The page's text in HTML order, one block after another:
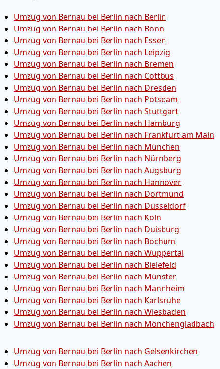
Umzug von Bernau bei Berlin nach Berlin
Umzug von Bernau bei Berlin nach Bonn
Umzug von Bernau bei Berlin nach Essen
Umzug von Bernau bei Berlin nach Leipzig
Umzug von Bernau bei Berlin nach Bremen
Umzug von Bernau bei Berlin nach Cottbus
Umzug von Bernau bei Berlin nach Dresden
Umzug von Bernau bei Berlin nach Potsdam
Umzug von Bernau bei Berlin nach Stuttgart
Umzug von Bernau bei Berlin nach Hamburg
Umzug von Bernau bei Berlin nach Frankfurt am Main
Umzug von Bernau bei Berlin nach München
Umzug von Bernau bei Berlin nach Nürnberg
Umzug von Bernau bei Berlin nach Augsburg
Umzug von Bernau bei Berlin nach Hannover
Umzug von Bernau bei Berlin nach Dortmund
Umzug von Bernau bei Berlin nach Düsseldorf
Umzug von Bernau bei Berlin nach Köln
Umzug von Bernau bei Berlin nach Duisburg
Umzug von Bernau bei Berlin nach Bochum
Umzug von Bernau bei Berlin nach Wuppertal
Umzug von Bernau bei Berlin nach Bielefeld
Umzug von Bernau bei Berlin nach Münster
Umzug von Bernau bei Berlin nach Mannheim
Umzug von Bernau bei Berlin nach Karlsruhe
Umzug von Bernau bei Berlin nach Wiesbaden
Umzug von Bernau bei Berlin nach Mönchen­gladbach
Umzug von Bernau bei Berlin nach Gelsenkirchen
Umzug von Bernau bei Berlin nach Aachen